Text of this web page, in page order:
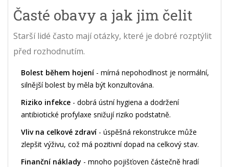
Časté obavy a jak jim čelit
Starší lidé často mají otázky, které je dobré rozptýlit
před rozhodnutím.
Bolest během hojení - mírná nepohodlnost je normální,
silnější bolest by měla být konzultována.
Riziko infekce - dobrá ústní hygiena a dodržení
antibiotické profylaxe snižují riziko podstatně.
Vliv na celkové zdraví - úspěšná rekonstrukce může
zlepšit výživu, což má pozitivní dopad na celkový stav.
Finanční náklady - mnoho pojišťoven částečně hradí